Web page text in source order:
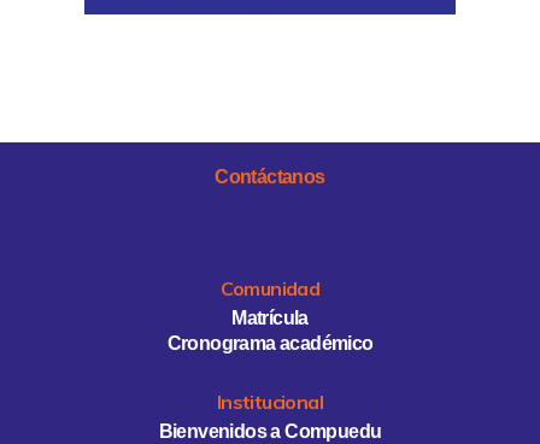
Contáctanos
Comunidad
Matrícula
Cronograma académico
Institucional
Bienvenidos a Compuedu